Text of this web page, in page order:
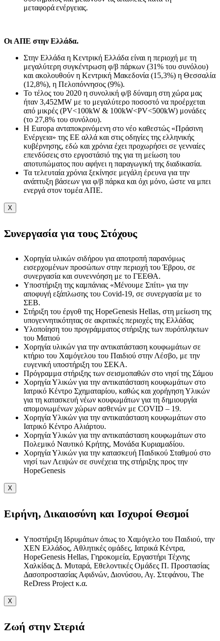
μεταφορά ενέργειας.
Οι ΑΠΕ στην Ελλάδα.
Στην Ελλάδα η Κεντρική Ελλάδα είναι η περιοχή με τη
μεγαλύτερη συγκέντρωση φ/β πάρκων (31% του συνόλου)
και ακολουθούν η Κεντρική Μακεδονία (15,3%) η Θεσσαλία
(12,8%), η Πελοπόννησος (9%).
Το τέλος του 2020 η συνολική φ/β δύναμη στη χώρα μας
ήταν 3,452ΜW με το μεγαλύτερο ποσοστό να προέρχεται
από μικρές (PV<100kW & 100kW<PV<500kW) μονάδες
(το 27,8% του συνόλου).
Η Εuropa ανταποκρινόμενη στο νέο καθεστώς «Πράσινη
Ενέργεια» της ΕΕ αλλά και στις οδηγίες της ελληνικής
κυβέρνησης, εδώ και χρόνια έχει προχωρήσει σε γενναίες
επενδύσεις στο εργοστάσιό της για τη μείωση του
αποτυπώματος που αφήνει η παραγωγική της διαδικασία.
Τα τελευταία χρόνια ξεκίνησε μεγάλη έρευνα για την
ανάπτυξη βάσεων για φ/β πάρκα και όχι μόνο, ώστε να μπει
ενεργά στον τομέα ΑΠΕ.
X
Συνεργασία για τους Στόχους
Χορηγία υλικών σιδήρου για αποτροπή παρανόμως
εισερχομένων προσώπων στην περιοχή του Έβρου, σε
συνεργασία και συνεννόηση με το ΓΕΕΘΑ.
Υποστήριξη της καμπάνιας «Μένουμε Σπίτι» για την
αποφυγή εξάπλωσης του Covid-19, σε συνεργασία με το
ΣΕΒ.
Στήριξη του έργοθ της HopeGenesis Hellas, στη μείωση της
υπογεννητικότητας σε ακριτικές περιοχές της Ελλάδας
Υλοποίηση του προγράμματος στήριξης των πυρόπληκτων
του Ματιού
Χορηγία υλικών για την αντικατάσταση κουφωμάτων σε
κτήριο του Χαμόγελου του Παιδιού στην Λέσβο, με την
ευγενική υποστήριξη του ΣΕΚΑ.
Πρόγραμμα στήριξης των σεισμοπαθών στο νησί της Σάμου
Χορηγία Υλικών για την αντικατάσταση κουφωμάτων στο
Ιατρικό Κέντρο Σχηματαρίου, καθώς και χορήγηση Υλικών
για τη κατασκευή νέων κουφωμάτων για τη δημιουργία
απομονωμένων χώρων ασθενών με COVID – 19.
Χορηγία Υλικών για την αντικατάσταση κουφωμάτων στο
Ιατρικό Κέντρο Αλιάρτου.
Χορηγία Υλικών για την αντικατάσταση κουφωμάτων στο
Πολεμικό Ναυτικό Κρήτης, Μονάδα Κυριαμαδίου.
Χορηγία Υλικών για την κατασκευή Παιδικού Σταθμού στο
νησί των Λειψών σε συνέχεια της στήριξης προς την
HopeGenesis
X
Ειρήνη, Δικαιοσύνη και Ισχυροί Θεσμοί
Υποστήριξη Ιδρυμάτων όπως το Χαμόγελο του Παιδιού, την
ΧΕΝ Ελλάδος, Αθλητικές ομάδες, Ιατρικά Κέντρα,
HopeGenesis Hellas, Γηροκομεία, Εργαστήρι Τέχνης
Χαλκίδας Δ. Μυταρά, Εθελοντικές Ομάδες Π. Προστασίας
Δασοπροστασίας Αφιδνών, Διονύσου, Αγ. Στεφάνου, The
ReDress Project κ.α.
X
Ζωή στην Στεριά